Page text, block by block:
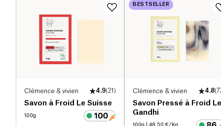
Clémence & vivien 4.9(21 )
Savon à Froid Le Suisse
100g
BESTSELLER
Clémence & vivien 4.8(
Savon Pressé à Froid Le
Gandhi